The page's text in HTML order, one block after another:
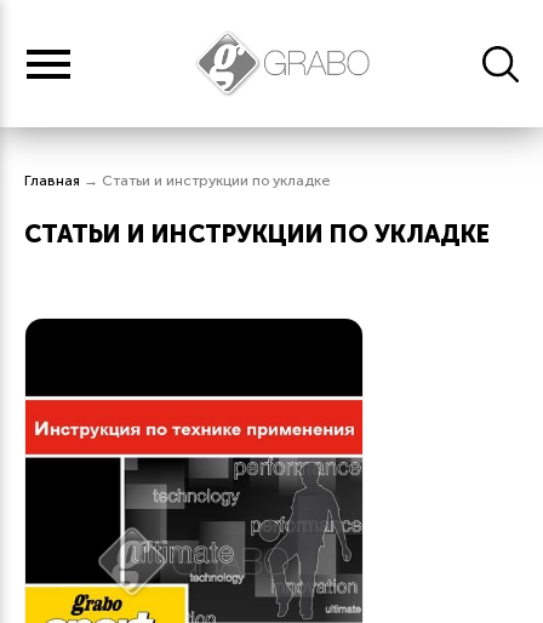
Главная → Статьи и инструкции по укладке
СТАТЬИ И ИНСТРУКЦИИ ПО УКЛАДКЕ